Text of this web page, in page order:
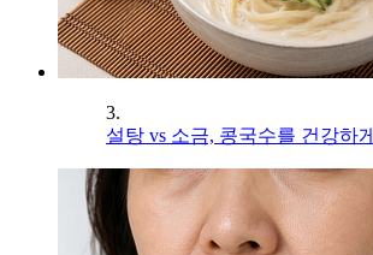
3.
설탕 vs 소금, 콩국수를 건강하